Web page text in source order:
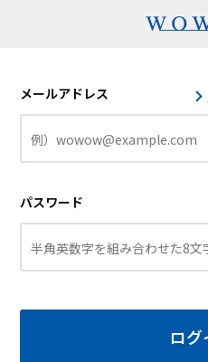
メールアドレス
パスワード